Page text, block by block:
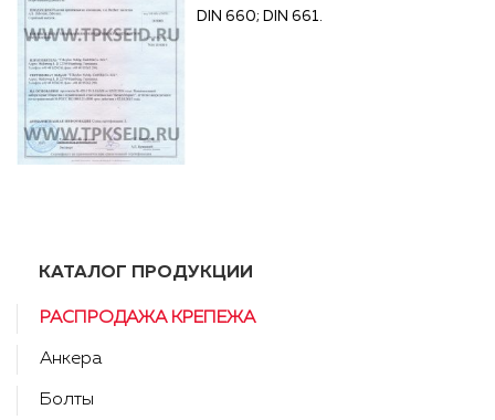
DIN 660; DIN 661.
КАТАЛОГ ПРОДУКЦИИ
РАСПРОДАЖА КРЕПЕЖА
Анкера
Болты